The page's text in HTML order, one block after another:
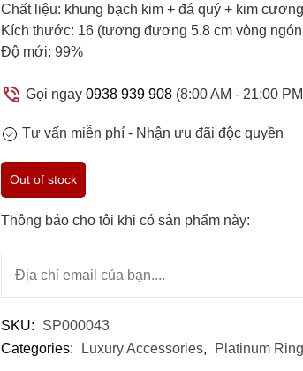
Chất liệu: khung bạch kim + đá quý + kim cương
Kích thước: 16 (tương đương 5.8 cm vòng
Độ mới: 99%
Gọi ngay 0938 939 908 (8:00 AM - 21:00
Tư vấn miễn phí - Nhận ưu đãi độc quyền
Out of stock
Thông báo cho tôi khi có sản phẩm này:
SKU:
SP000043
Categories:
Luxury Accessories, Platinum Ring